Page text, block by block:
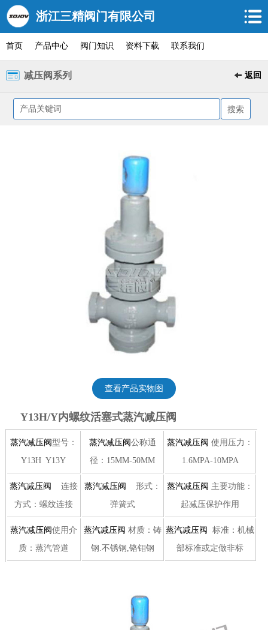
浙江三精阀门有限公司
首页 产品中心 阀门知识 资料下载 联系我们
减压阀系列 返回
查看产品实物图
Y13H/Y内螺纹活塞式蒸汽减压阀
蒸汽减压阀型号：
Y13H Y13Y
蒸汽减压阀公称通
径：15MM-50MM
蒸汽减压阀 使用压力：
1.6MPA-10MPA
蒸汽减压阀 连接
方式：螺纹连接
蒸汽减压阀
形式：
弹簧式
蒸汽减压阀 主要功能：
起减压保护作用
蒸汽减压阀使用介
质：蒸汽管道
蒸汽减压阀 材质：铸
钢.不锈钢,铬钼钢
蒸汽减压阀
标准：机械
部标准或定做非标